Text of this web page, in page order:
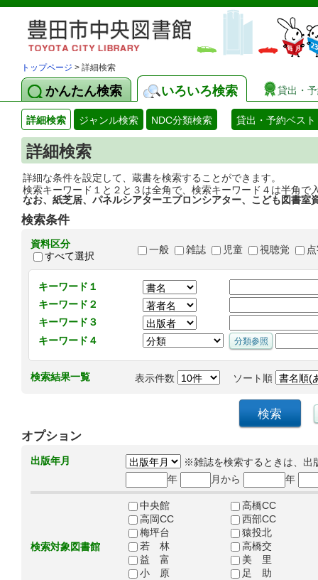
トップページ > 詳細検索
かんたん検索 いろいろ検索 貸出・
詳細検索 ジャンル検索 NDC分類検索 貸出・予約ベスト
詳細検索
詳細な条件を設定して、蔵書を検索することができます。
検索キーワード１と２と３は全角で、検索キーワード４は半角で
なお、紙芝居、パネルシアターエプロンシアター、こども図書室
検索条件
資料区分
すべて選択
一般 雑誌 児童 視聴覚
キーワード１
キーワード２
キーワード３
キーワード４
検索結果一覧 表示件数 ソート順
オプション
出版年月
※雑誌を検索するときは、出
年
月から 年
検索対象図書館
中央館
高橋CC
高岡CC
西部CC
梅坪台
猿投北
若 林
高橋交
益 富
美 里
小 原
足 助